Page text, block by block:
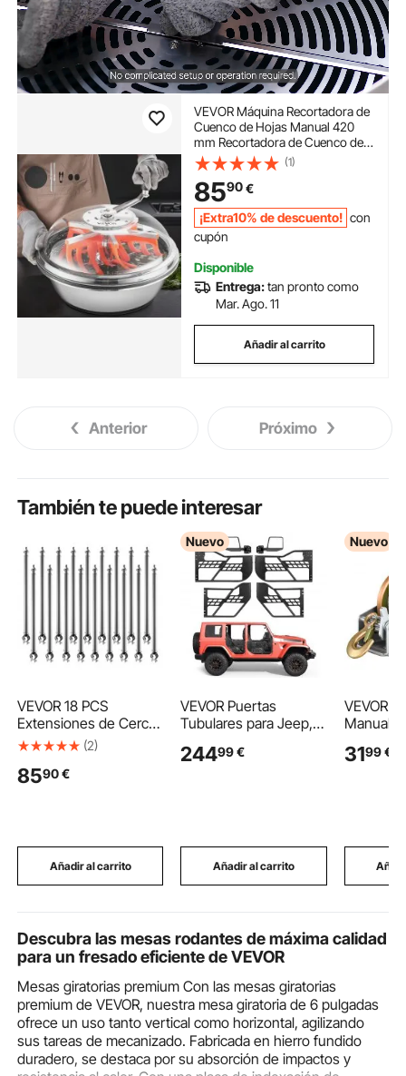
VEVOR Máquina Recortadora de
Cuenco de Hojas Manual 420
mm Recortadora de Cuenco de
Hoja de Brote con Tapa
Transparente y 3 Rejillas de
Acero Inoxidable para Brotes de
Flores, Hierbas Aromáticas
(1)
8590€
¡Extra10% de descuento! con
cupón
Disponible
Entrega:tan pronto como
Mar. Ago. 11
Añadir al carrito
Anterior Próximo
También te puede interesar
VEVOR 18 PCS
Extensiones de Cerca
de Alambre de
Poste Galvanizado de
de Púas para Evitar
que Las Mascotas
(2)
8590€
Añadir al carrito
Nuevo
VEVOR Puertas
Tubulares para Jeep,
Retrovisores Laterales,
Wrangler JK JKU
Unlimited 2007-2018,
24499 €
Añadir al carrito
Nuevo
VEVOR
Manual
de 3
3199€
Descubra las mesas rodantes de máxima calidad
para un fresado eficiente de VEVOR
Mesas giratorias premium Con las mesas giratorias
premium de VEVOR, nuestra mesa giratoria de 6 pulgadas
ofrece un uso tanto vertical como horizontal, agilizando
sus tareas de mecanizado. Fabricada en hierro fundido
duradero, se destaca por su absorción de impactos y